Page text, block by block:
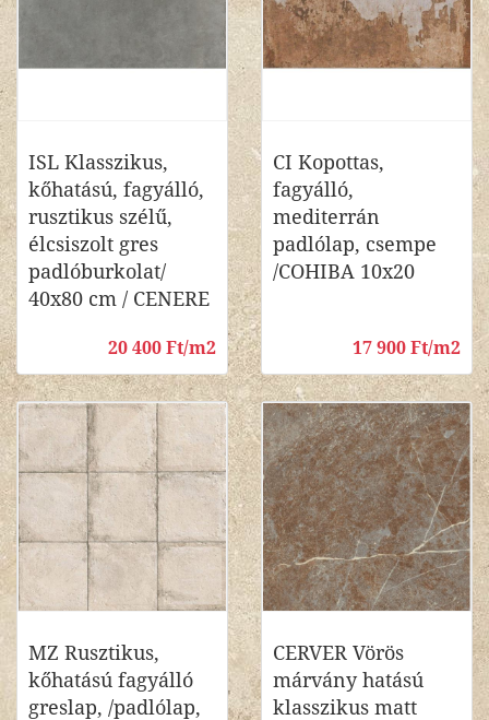
ISL Klasszikus,
kőhatású, fagyálló,
rusztikus szélű,
élcsiszolt gres
padlóburkolat/
40x80 cm / CENERE
20 400 Ft/m2
CI Kopottas,
fagyálló,
mediterrán
padlólap, csempe
/COHIBA 10x20
17 900 Ft/m2
MZ Rusztikus,
kőhatású fagyálló
greslap, /padlólap,
CERVER Vörös
márvány hatású
klasszikus matt